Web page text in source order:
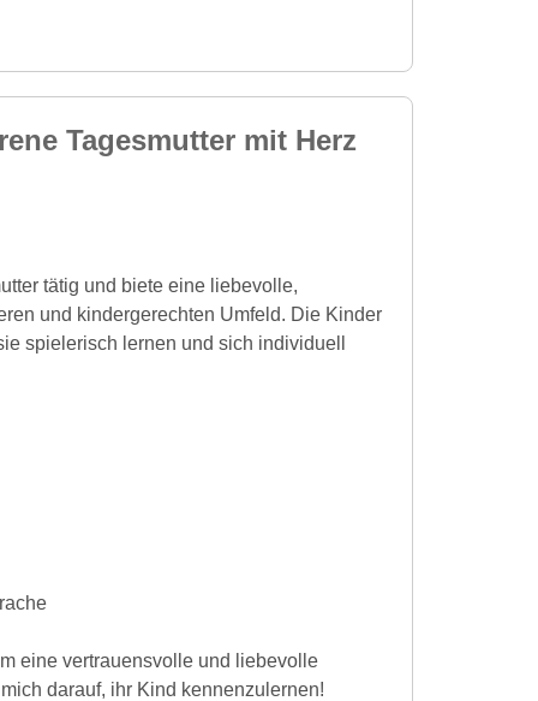
Tagesmutter mit Herz
tätig und biete eine liebevolle,
und kindergerechten Umfeld. Die Kinder
spielerisch lernen und sich individuell
eine vertrauensvolle und liebevolle
darauf, ihr Kind kennenzulernen!